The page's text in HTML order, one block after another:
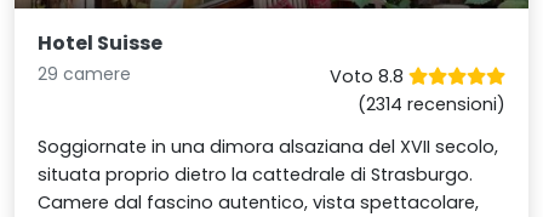
Hotel Suisse
29 camere
Voto 8.8
(2314 recensioni)
Soggiornate in una dimora alsaziana del XVII secolo,
situata proprio dietro la cattedrale di Strasburgo.
Camere dal fascino autentico, vista spettacolare,